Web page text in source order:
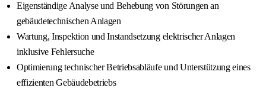
Eigenständige Analyse und Behebung von Störungen an
gebäudetechnischen Anlagen
Wartung, Inspektion und Instandsetzung elektrischer Anlagen
inklusive Fehlersuche
Optimierung technischer Betriebsabläufe und Unterstützung eines
effizienten Gebäudebetriebs